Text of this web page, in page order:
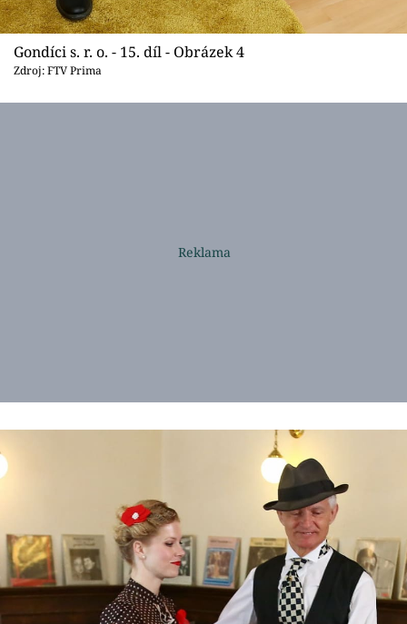
Gondíci s. r. o. - 15. díl - Obrázek 4
Zdroj: FTV Prima